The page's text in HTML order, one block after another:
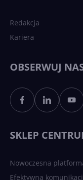
Redakcja
Kariera
OBSERWUJ
SKLEP
Nowoczesna
Efektywna